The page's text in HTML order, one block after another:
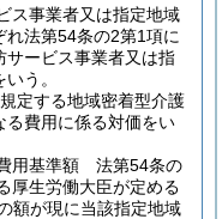
ス事業者又は指定地域
法第54条の2第1項に
サービス事業者又は指
う。
定する地域密着型介護
る費用に係る対価をい
用基準額 法第54条の
厚生労働大臣が定める
額が現に当該指定地域